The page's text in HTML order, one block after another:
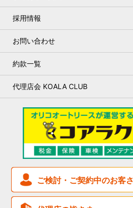
2023.07.31
おかげさまで保有台数18万台を突破いたし
2023.07.28
親会社等の異動（株式譲渡）に関する基本
2023.07.20
オートリースご契約の引継ぎ(承継)時の事務
2023.05.12
弊社の名前を名乗る不審電話について
2023.05.08
電気設備点検(停電)によるFAX不通のお知
2023.01.27
個人向けオートリース債権流動化(4回債)に
お客さま本位の基本方針
人権基本方針
環境基本方針
個人情報保護方針
リスク管理基本方針
女性活躍推進について
マネー・ローンダリング、テロ
のための基本方針
反社会的勢力に対する基本方針
健康経営基本方針
残存価格の設定
オートリースのメリット
オートリースについて
メンテナンスについて
変更について
書類について
お支払いについて
契約期間中について
契約終了後について
税金・保険について
採用情報
お問い合わせ
約款一覧
代理店会 KOALA CLUB
ご検討・ご契約中のお客